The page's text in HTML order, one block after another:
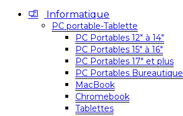
Informatique
PC portable-Tablette
PC Portables 12″ à 14″
PC Portables 15″ à 16″
PC Portables 17″ et plus
PC Portables Bureautique
MacBook
Chromebook
Tablettes